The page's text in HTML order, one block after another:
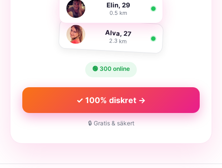
Elin, 29
0.5 km
Alva, 27
2.3 km
🟢 300 online
✓ 100% diskret →
🔒 Gratis & säkert